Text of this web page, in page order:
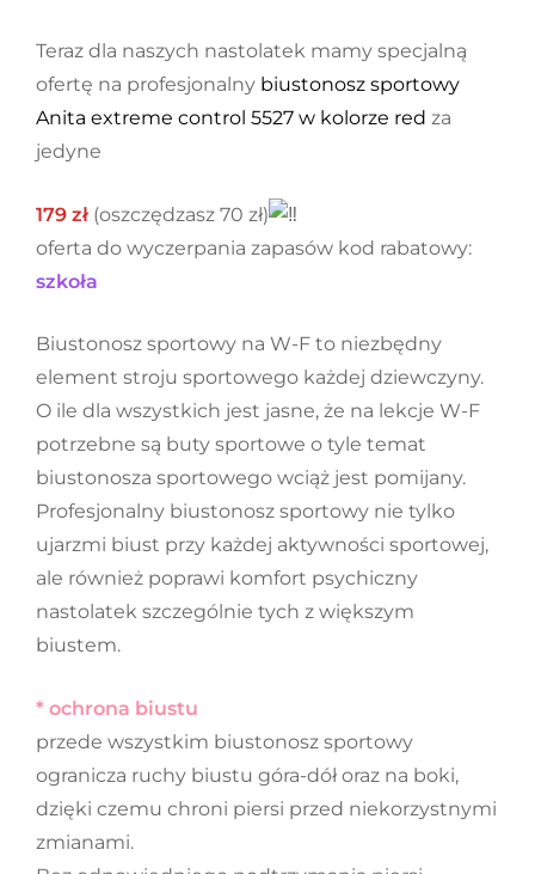
Teraz dla naszych nastolatek mamy specjalną
ofertę na profesjonalny biustonosz sportowy
Anita extreme control 5527 w kolorze red za
jedyne
179 zł (oszczędzasz 70 zł)
oferta do wyczerpania zapasów kod rabatowy:
szkoła
Biustonosz sportowy na W-F to niezbędny
element stroju sportowego każdej dziewczyny.
O ile dla wszystkich jest jasne, że na lekcje W-F
potrzebne są buty sportowe o tyle temat
biustonosza sportowego wciąż jest pomijany.
Profesjonalny biustonosz sportowy nie tylko
ujarzmi biust przy każdej aktywności sportowej,
ale również poprawi komfort psychiczny
nastolatek szczególnie tych z większym
biustem.
* ochrona biustu
przede wszystkim biustonosz sportowy
ogranicza ruchy biustu góra-dół oraz na boki,
dzięki czemu chroni piersi przed niekorzystnymi
zmianami.